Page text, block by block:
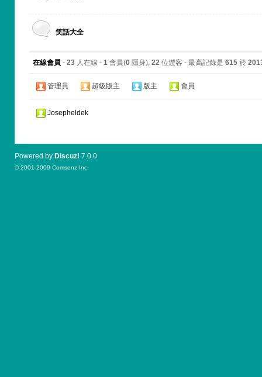
笑話大全
在線會員 - 23人在線 - 1會員(0隱身), 22位遊客 - 最高記錄是 615於
管理員 超級版主 版主 會員
Josepheldek
Powered by Discuz! 7.0.0
© 2001-2009 Comsenz Inc.